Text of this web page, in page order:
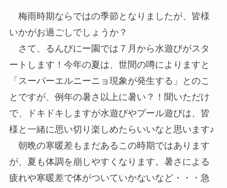
梅雨時期ならではの季節となりましたが、皆様
いかがお過ごしでしょうか？
さて、るんびにー園では７月から水遊びがスタ
ートします！今年の夏は、世間の噂によりますと
「スーパーエルニーニョ現象が発生する」とのこ
とですが、例年の暑さ以上に暑い？！聞いただけ
で、ドキドキしますが水遊びやプール遊びは、皆
様と一緒に思い切り楽しめたらいいなと思います♪
朝晩の寒暖差もまだあるこの時期ではあります
が、夏も体調を崩しやすくなります。暑さによる
疲れや寒暖差で体がついていかないなど・・・急